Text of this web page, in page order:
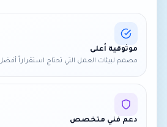
موثوقية أعلى
مصمم لبيئات العمل التي تحتاج استقراراً أفضل
دعم فني متخصص